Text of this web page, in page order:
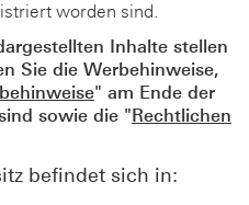
worden sind.
Inhalte stellen
Sie die Werbehinweise,
" am Ende der
sowie die "Rechtlichen
befindet sich in: